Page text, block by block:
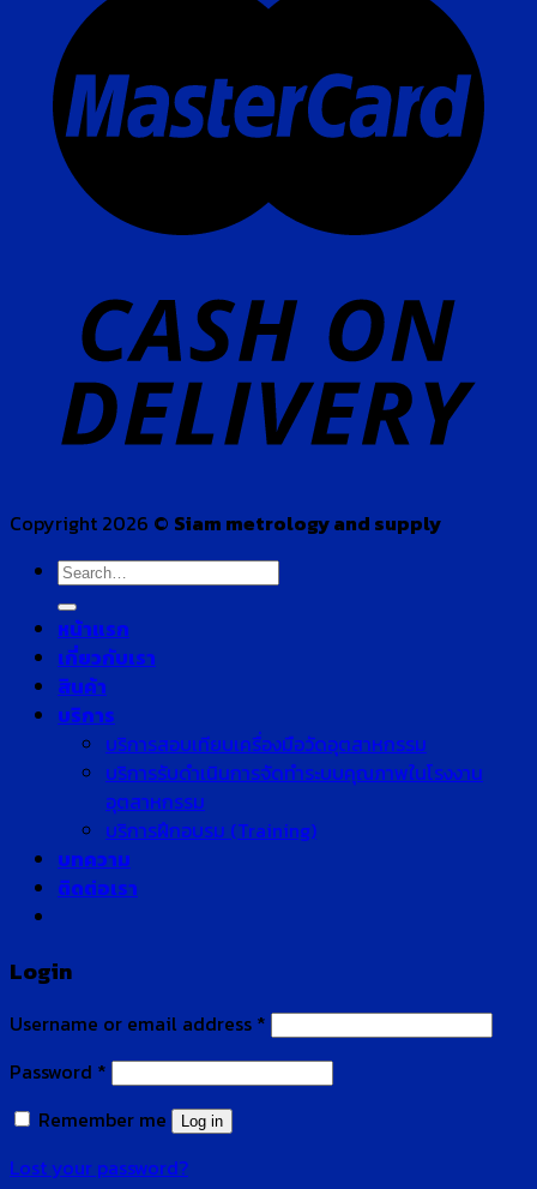
Copyright 2026 © Siam metrology and supply
Search
for:
หน้าแรก
เกี่ยวกับเรา
สินค้า
บริการ
บริการสอบเทียบเครื่องมือวัดอุตสาหกรรม
บริการรับดำเนินการจัดทำระบบคุณภาพในโรงงาน
อุตสาหกรรม
บริการฝึกอบรม (Training)
บทความ
ติดต่อเรา
Login
Username or email address *
Password *
Remember me
Log in
Lost your password?